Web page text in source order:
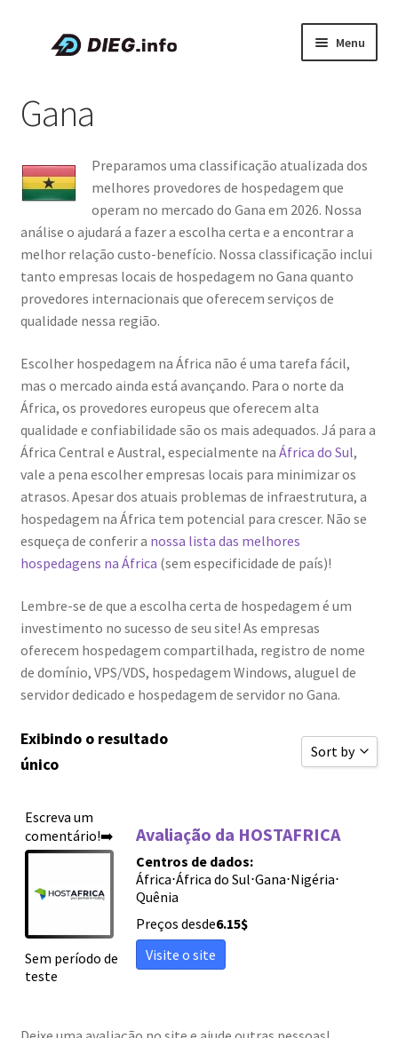
conteúdo
Menu
Cupons e Promoções
Português
menu
Gana
Preparamos uma classificação atualizada dos
melhores provedores de hospedagem que
operam no mercado do Gana em 2026. Nossa
análise o ajudará a fazer a escolha certa e a encontrar a
melhor relação custo-benefício. Nossa classificação inclui
tanto empresas locais de hospedagem no Gana quanto
provedores internacionais que oferecem serviços de
qualidade nessa região.
Escolher hospedagem na África não é uma tarefa fácil,
mas o mercado ainda está avançando. Para o norte da
África, os provedores europeus que oferecem alta
qualidade e confiabilidade são os mais adequados. Já para a
África Central e Austral, especialmente na África do Sul,
vale a pena escolher empresas locais para minimizar os
atrasos. Apesar dos atuais problemas de infraestrutura, a
hospedagem na África tem potencial para crescer. Não se
esqueça de conferir a nossa lista das melhores
hospedagens na África (sem especificidade de país)!
Lembre-se de que a escolha certa de hospedagem é um
investimento no sucesso de seu site! As empresas
oferecem hospedagem compartilhada, registro de nome
de domínio, VPS/VDS, hospedagem Windows, aluguel de
servidor dedicado e hospedagem de servidor no Gana.
Exibindo o resultado
único
Sort by
Ordenar por
Escreva um
comentário!➡️
Sem período de
teste
Avaliação da HOSTAFRICA
Centros de dados:
África⋅África do Sul⋅Gana⋅Nigéria⋅
Quênia
Preços desde6.15$
Visite o site